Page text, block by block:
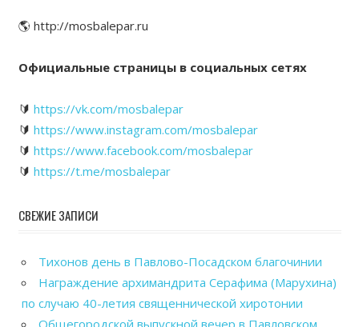
🌎 http://mosbalepar.ru
Официальные страницы в социальных сетях
🔰 https://vk.com/mosbalepar
🔰 https://www.instagram.com/mosbalepar
🔰 https://www.facebook.com/mosbalepar
🔰 https://t.me/mosbalepar
СВЕЖИЕ ЗАПИСИ
Тихонов день в Павлово-Посадском благочинии
Награждение архимандрита Серафима (Марухина)
по случаю 40-летия священнической хиротонии